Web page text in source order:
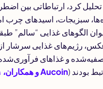
را تحلیل کرد، ارتباطاتی بین
الگوهای غذایی “سالم”
رژیم‌های غذایی سرشار
و غذاهای
بودند (Aucoin و همکاران، ۲۰۲۱